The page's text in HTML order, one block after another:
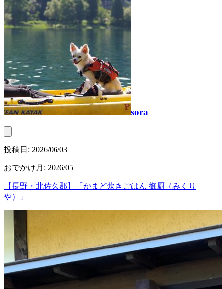
sora
投稿日: 2026/06/03
おでかけ月 : 2026/05
【長野・北佐久郡】「かまど炊きごはん 御厨（みくり
や）」